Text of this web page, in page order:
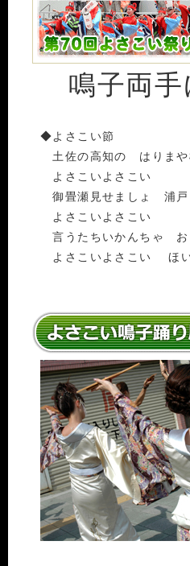
鳴子両
◆よさこい節
土佐の高知の はりまや
よさこいよさこい
御畳瀬見せましょ 浦戸
よさこいよさこい
言うたちいかんちゃ お
よさこいよさこい ほい